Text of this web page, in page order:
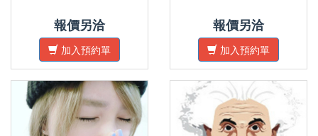
報價另洽
加入預約單
報價另洽
加入預約單